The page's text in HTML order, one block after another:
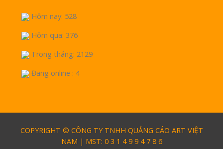
Hôm nay: 528
Hôm qua: 376
Trong tháng: 2129
Đang online : 4
COPYRIGHT © CÔNG TY TNHH QUẢNG CÁO ART VIỆT
NAM | MST: 0 3 1 4 9 9 4 7 8 6